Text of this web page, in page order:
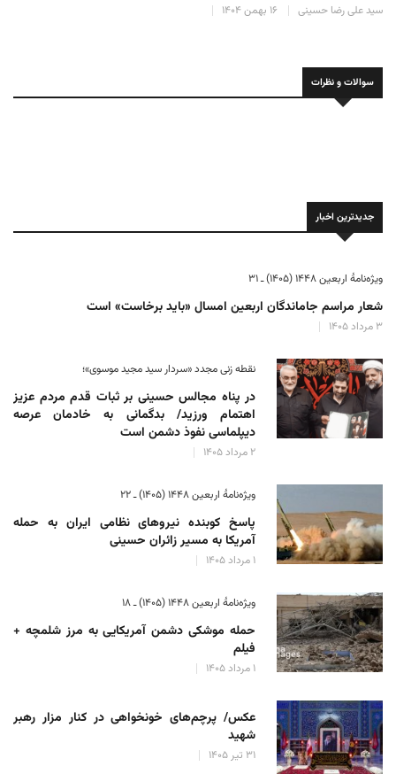
سید علی رضا حسینی ۱ بهمن ۱۴۰۴
سوالات و نظرات
جدیدترین اخبار
ویژه‌نامهٔ اربعین ۱۴۴۸ (۱۴۰۵) ـ ۳۱
شعار مراسم جاماندگان اربعین امسال «باید برخاست» است
۳ مرداد ۱۴۰۵
نقطه زنی مجدد «سردار سید مجید موسوی»؛
در پناه مجالس حسینی بر ثبات‌ قدم مردم عزیز
اهتمام ورزید/ بدگمانی به خادمان عرصه
دیپلماسی نفوذ دشمن است
۲ مرداد ۱۴۰۵
ویژه‌نامهٔ اربعین ۱۴۴۸ (۱۴۰۵) ـ ۲۲
پاسخ کوبنده نیروهای نظامی ایران به حمله
آمریکا به مسیر زائران حسینی
۱ مرداد ۱۴۰۵
ویژه‌نامهٔ اربعین ۱۴۴۸ (۱۴۰۵) ـ ۱۸
حمله موشکی دشمن آمریکایی به مرز شلمچه +
فیلم
۱ مرداد ۱۴۰۵
عکس/ پرچم‌های خونخواهی در کنار مزار رهبر
شهید
۳۱ تیر ۱۴۰۵